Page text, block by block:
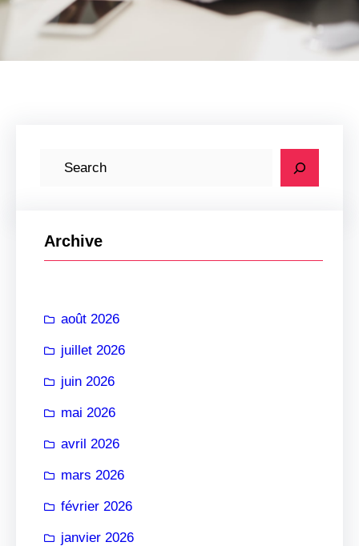
h
e
Archive
août 2026
juillet 2026
juin 2026
mai 2026
avril 2026
mars 2026
février 2026
janvier 2026